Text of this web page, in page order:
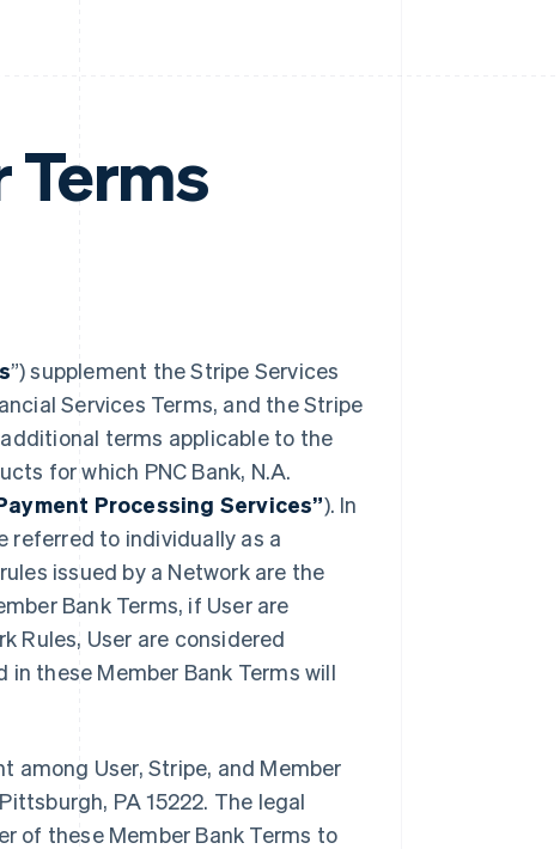
Terms
”) supplement the Stripe Services
Services Terms, and the Stripe
additional terms applicable to the
for which PNC Bank, N.A.
Processing Services”). In
referred to individually as a
issued by a Network are the
Bank Terms, if User are
Rules, User are considered
these Member Bank Terms will
among User, Stripe, and Member
PA 15222. The legal
of these Member Bank Terms to